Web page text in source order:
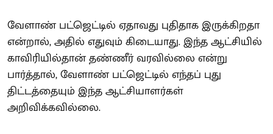
வேளாண் பட்ஜெட்டில் ஏதாவது புதிதாக இருக்கிறதா
என்றால், அதில் எதுவும் கிடையாது. இந்த ஆட்சியில்
காவிரியில்தான் தண்ணீர் வரவில்லை என்று
பார்த்தால், வேளாண் பட்ஜெட்டில் எந்தப் புது
திட்டத்தையும் இந்த ஆட்சியாளர்கள்
அறிவிக்கவில்லை.